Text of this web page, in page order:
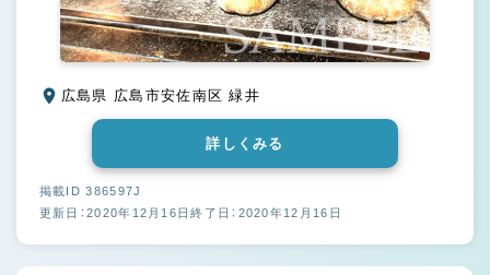
広島県 広島市安佐南区 緑井
詳しくみる
掲載ID 386597J
更新日：2020年12月16日終了日：2020年12月16日